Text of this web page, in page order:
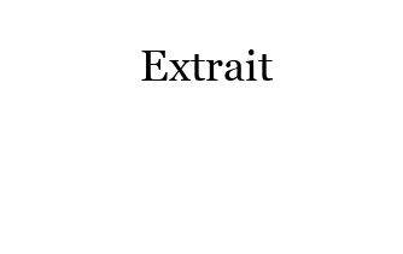
Extrait